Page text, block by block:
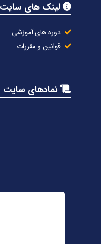
لینک های سایت
دوره های آموزشی
قوانین و مقررات
نمادهای سایت